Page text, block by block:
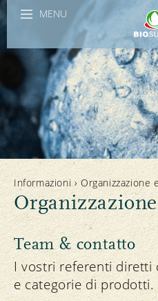
MENU
Informazioni ›Organizzazione
Team & contatto
I vostri referenti diretti
e categorie di prodotti.